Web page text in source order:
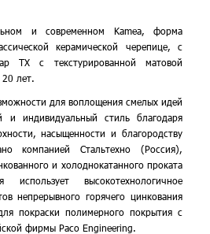
и современном Kamea, форма
керамической черепице, с
TX с текстурированной матовой
20 лет.
для воплощения смелых идей
и индивидуальный стиль благодаря
насыщенности и благородству
компанией Стальтехно (Россия),
и холоднокатанного проката
высокотехнологичное
непрерывного горячего цинкования
покраски полимерного покрытия с
фирмы Расо Engineering.